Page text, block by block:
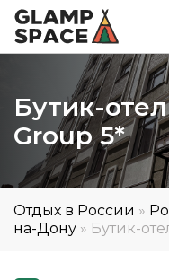
Бутик-
Group 5*
Отдых в России »
на-Дону » Бутик-